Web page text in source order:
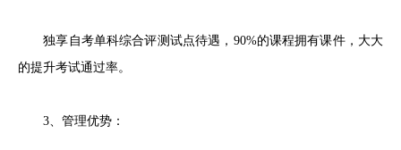
独享自考单科综合评测试点待遇，90%的课程拥有课件，大大
的提升考试通过率。
3、管理优势：